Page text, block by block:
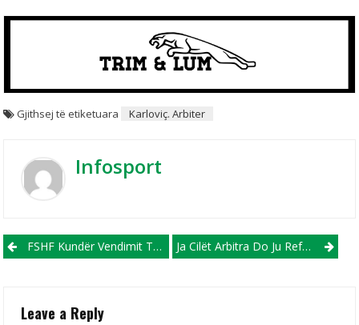
Gjithsej të etiketuara Karloviç. Arbiter
Infosport
Post navigation
FSHF Kundër Vendimit Të UEFA-S, Që Ndeshja Maqedoni-Shqipëri Të Luhet Në Strumicë Ja Cilët Arbitra Do Ju Referojnë Pelisterit Dhe Rabotniçkit Në LE
Leave a Reply